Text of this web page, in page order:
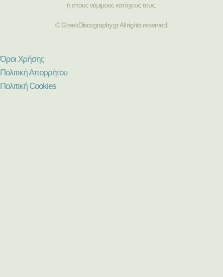
ή στους νόμιμους κατόχους τους.
© GreekDiscography.gr All rights reserved.
Όροι Χρήσης
Πολιτική Απορρήτου
Πολιτική Cookies